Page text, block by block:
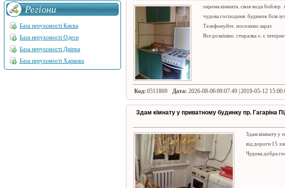
окрема кімната. своя вода бойлер.
чудова господиня. будинок біля
Телефонуйте. поселимо зараз
Все розкішно. стиралка є. є
Код: 0511869 Дата: 2026-08-06 09:07:49 | 2019-05-12
Здам кімнату у приватному будинку пр. Гагаріна
Здам кімнату у
від дороги 15
Чудова добра
Регіони
База нерухомості Києва
База нерухомості Одеси
База нерухомості Дніпра
База нерухомості Харкова